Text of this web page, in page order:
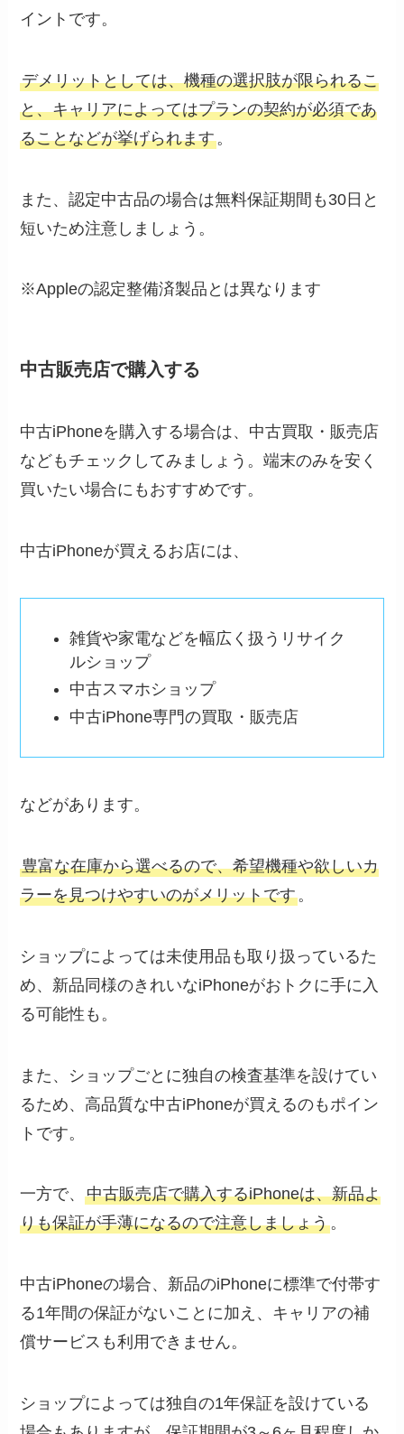
イントです。
デメリットとしては、機種の選択肢が限られるこ
と、キャリアによってはプランの契約が必須であ
ることなどが挙げられます。
また、認定中古品の場合は無料保証期間も30日と
短いため注意しましょう。
※Appleの認定整備済製品とは異なります
中古販売店で購入する
中古iPhoneを購入する場合は、中古買取・販売店
などもチェックしてみましょう。端末のみを安く
買いたい場合にもおすすめです。
中古iPhoneが買えるお店には、
雑貨や家電などを幅広く扱うリサイク
ルショップ
中古スマホショップ
中古iPhone専門の買取・販売店
などがあります。
豊富な在庫から選べるので、希望機種や欲しいカ
ラーを見つけやすいのがメリットです。
ショップによっては未使用品も取り扱っているた
め、新品同様のきれいなiPhoneがおトクに手に入
る可能性も。
また、ショップごとに独自の検査基準を設けてい
るため、高品質な中古iPhoneが買えるのもポイン
トです。
一方で、中古販売店で購入するiPhoneは、新品よ
りも保証が手薄になるので注意しましょう。
中古iPhoneの場合、新品のiPhoneに標準で付帯す
る1年間の保証がないことに加え、キャリアの補
償サービスも利用できません。
ショップによっては独自の1年保証を設けている